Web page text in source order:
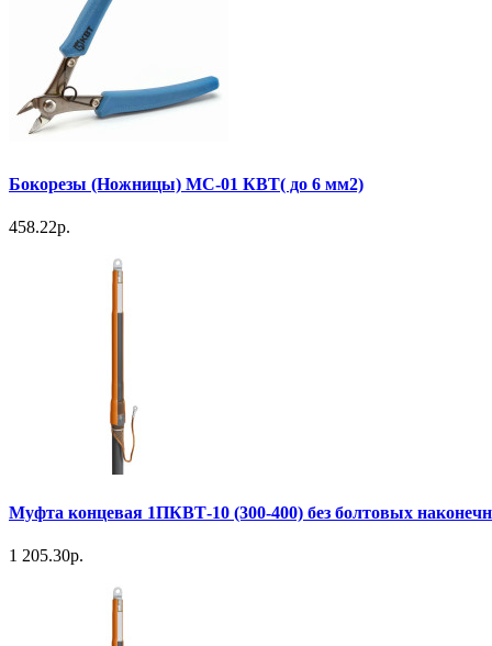
Бокорезы (Ножницы) МС-01 КВТ( до 6 мм2)
458.22р.
Муфта концевая 1ПКВТ-10 (300-400) без болтовых
1 205.30р.